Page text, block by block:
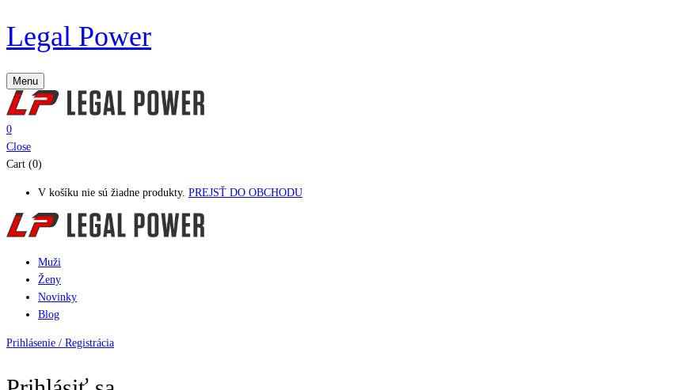
Legal Power
Menu
0
Close
Cart (0)
V košíku nie sú žiadne produkty. PREJSŤ DO OBCHODU
Muži
Ženy
Novinky
Blog
Prihlásenie / Registrácia